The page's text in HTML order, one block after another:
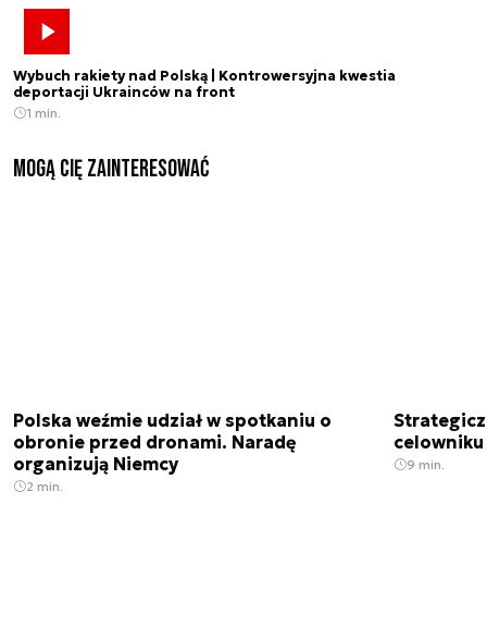
Wybuch rakiety nad Polską | Kontrowersyjna kwestia
deportacji Ukrainców na front
1 min.
Mogą Cię zainteresować
Polska weźmie udział w spotkaniu o
obronie przed dronami. Naradę
organizują Niemcy
2 min.
9 min.